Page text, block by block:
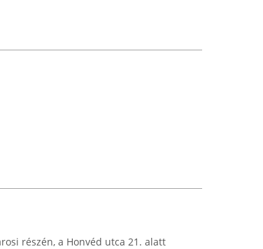
részén, a Honvéd utca 21. alatt